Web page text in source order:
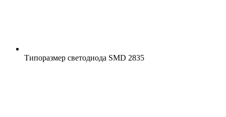
Типоразмер светодиода SMD 2835